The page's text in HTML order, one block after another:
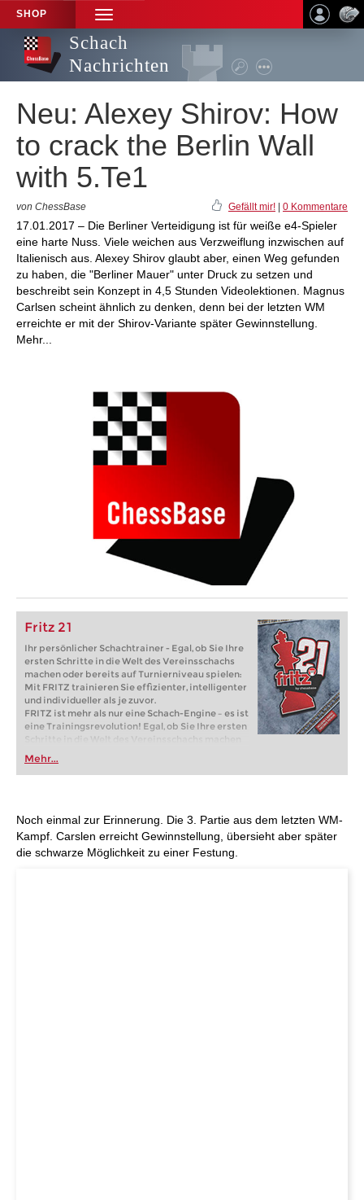
SHOP
TOGGLE
NAVIGATION
Schach
Nachrichten
Neu: Alexey Shirov: How
to crack the Berlin Wall
with 5.Te1
von ChessBase Gefällt mir! 0 Kommentare
17.01.2017 – Die Berliner Verteidigung ist für weiße e4-Spieler
eine harte Nuss. Viele weichen aus Verzweiflung inzwischen auf
Italienisch aus. Alexey Shirov glaubt aber, einen Weg gefunden
zu haben, die "Berliner Mauer" unter Druck zu setzen und
beschreibt sein Konzept in 4,5 Stunden Videolektionen. Magnus
Carlsen scheint ähnlich zu denken, denn bei der letzten WM
erreichte er mit der Shirov-Variante später Gewinnstellung.
Mehr...
Fritz 21
Ihr persönlicher Schachtrainer - Egal, ob Sie Ihre
ersten Schritte in die Welt des Vereinsschachs
machen oder bereits auf Turnierniveau spielen:
Mit FRITZ trainieren Sie effizienter, intelligenter
und individueller als je zuvor.
FRITZ ist mehr als nur eine Schach-Engine – es ist
eine Trainingsrevolution! Egal, ob Sie Ihre ersten
Schritte in die Welt des Vereinsschachs machen
oder bereits auf Turnierniveau spielen: Mit
FRITZ trainieren Sie effizienter, intelligenter und
individueller als je zuvor.
Mehr...
Noch einmal zur Erinnerung. Die 3. Partie aus dem letzten WM-
Kampf. Carslen erreicht Gewinnstellung, übersieht aber später
die schwarze Möglichkeit zu einer Festung.